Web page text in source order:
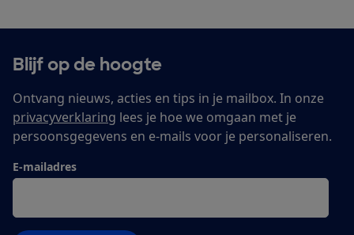
Blijf op de hoogte
Ontvang nieuws, acties en tips in je mailbox. In onze
privacyverklaring lees je hoe we omgaan met je
persoonsgegevens en e-mails voor je personaliseren.
E-mailadres